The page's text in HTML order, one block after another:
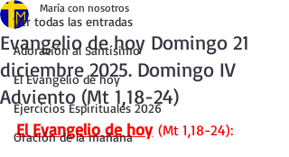
Ver todas las entradas
Adoración al Santísimo
El Evangelio de hoy
Ejercicios Espirituales 2026
Oración de la mañana
Evangelio de hoy Domingo 21
diciembre 2025. Domingo IV
Adviento (Mt 1,18-24)
María con nosotros
El Evangelio de hoy (Mt 1,18-24):